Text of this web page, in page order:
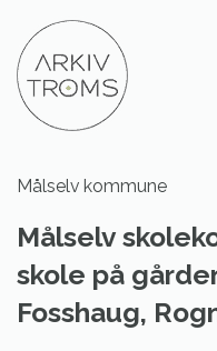
innhold
Målselv kommune
Målselv
skole på
Fosshaug,